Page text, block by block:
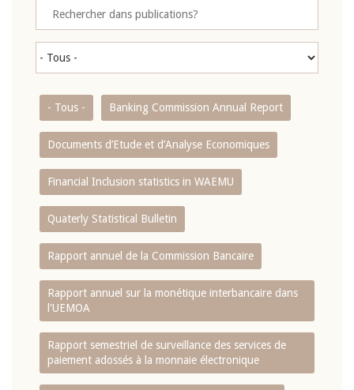
- Tous - Banking Commission Annual Report
Documents d’Etude et d’Analyse Economiques
Financial Inclusion statistics in WAEMU
Quaterly Statistical Bulletin
Rapport annuel de la Commission Bancaire
Rapport annuel sur la monétique interbancaire dans
l'UEMOA
Rapport semestriel de surveillance des services de
paiement adossés à la monnaie électronique